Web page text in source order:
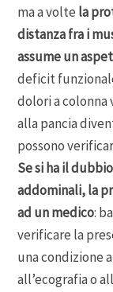
ma a volte la
distanza fra i
assume un
deficit
dolori a
alla pancia
possono
Se si ha il
addominali, la
ad un medico:
verificare la
una condizione
all’ecografia o